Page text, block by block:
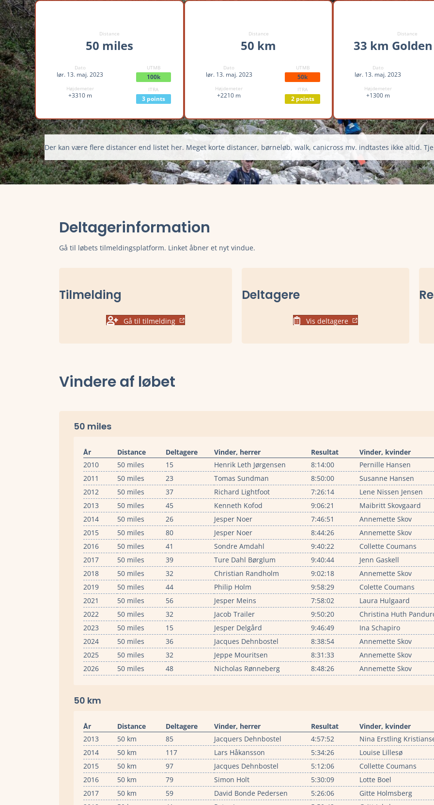
Distance
50 miles
Dato
lør. 13. maj. 2023
Højdemeter
+3310 m
UTMB
100k
ITRA
3 points
Distance
50 km
Dato
lør. 13. maj. 2023
Højdemeter
+2210 m
UTMB
50k
ITRA
2 points
Distance
33 km
Dato
lør. 13. maj. 2023
Højdemeter
+1300 m
Der kan være flere distancer end listet her. Meget korte distancer, børneløb, walk, canicross mv. indtastes ikke altid.
Deltagerinformation
Gå til løbets tilmeldingsplatform. Linket åbner et nyt vindue.
Tilmelding
Gå til tilmelding
Deltagere
Vis deltagere
Vindere af løbet
50 miles
År Distance Deltagere Vinder, herrer Resultat
Vinder, kvinder
2010
50 miles 15 Henrik Leth Jørgensen 8:14:00
Pernille Hansen
2011
50 miles 23 Tomas Sundman 8:50:00
Susanne Hansen
2012
50 miles 37 Richard Lightfoot 7:26:14
Lene Nissen Jensen
2013
50 miles 45 Kenneth Kofod 9:06:21
Maibritt Skovgaard
2014
50 miles 26 Jesper Noer 7:46:51
Annemette Skov
2015
50 miles 80 Jesper Noer 8:44:26
Annemette Skov
2016
50 miles 41 Sondre Amdahl 9:40:22
Collette Coumans
2017
50 miles 39 Ture Dahl Børglum 9:40:44
Jenn Gaskell
2018
50 miles 32 Christian Randholm 9:02:18
Annemette Skov
2019
50 miles 44 Philip Holm 9:58:29
Colette Coumans
2021
50 miles 56 Jesper Meins 7:58:02
Laura Hulgaard
2022
50 miles 32 Jacob Trailer 9:50:20
Christina Huth
2023
50 miles 15 Jesper Delgård 9:46:49
Ina Schapiro
2024
50 miles 36 Jacques Dehnbostel 8:38:54
Annemette Skov
2025
50 miles 32 Jeppe Mouritsen 8:31:33
Annemette Skov
2026
50 miles 48 Nicholas Rønneberg 8:48:26 Annemette Skov
50 km
År Distance Deltagere Vinder, herrer Resultat
Vinder, kvinder
2013
50 km 85 Jacquers Dehnbostel 4:57:52
Nina Erstling
2014
50 km 117 Lars Håkansson 5:34:26
Louise Lillesø
2015
50 km 97 Jacques Dehnbostel 5:12:06
Collette Coumans
2016
50 km 79 Simon Holt 5:30:09
Lotte Boel
2017
50 km 59 David Bonde Pedersen 5:26:06
Gitte Holmsberg